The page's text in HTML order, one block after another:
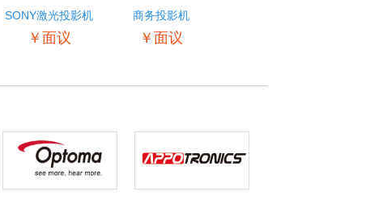
SONY激光投影机
￥面议
商务投影机
￥面议